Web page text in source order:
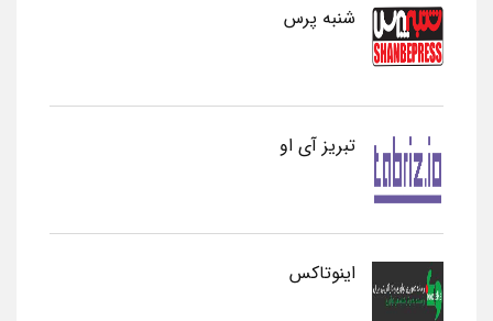
شنبه پرس
تبریز آی او
اینوتاکس